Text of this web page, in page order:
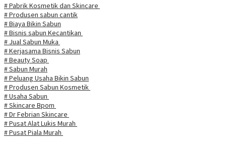
# Pabrik Kosmetik dan Skincare
# Produsen sabun cantik
# Biaya Bikin Sabun
# Bisnis sabun Kecantikan
# Jual Sabun Muka
# Kerjasama Bisnis Sabun
# Beauty Soap
# Sabun Murah
# Peluang Usaha Bikin Sabun
# Produsen Sabun Kosmetik
# Usaha Sabun
# Skincare Bpom
# Dr Febrian Skincare
# Pusat Alat Lukis Murah
# Pusat Piala Murah